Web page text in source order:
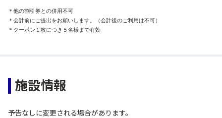
＊他の割引券との併用不可
＊会計前にご提出をお願いします。（会計後のご利用は不可）
＊クーポン１枚につき５名様まで有効
施設情報
予告なしに変更される場合があります。